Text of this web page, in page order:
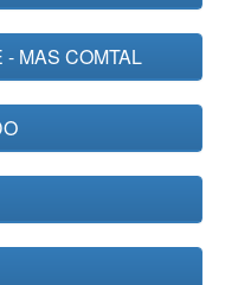
MAS COMTAL